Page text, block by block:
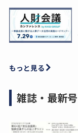
もっと見る
雑誌・最新号